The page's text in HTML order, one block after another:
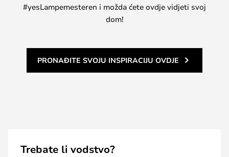
#yesLampemesteren i možda ćete ovdje vidjeti svoj
dom!
PRONAĐITE SVOJU INSPIRACIJU OVDJE
Trebate li vodstvo?